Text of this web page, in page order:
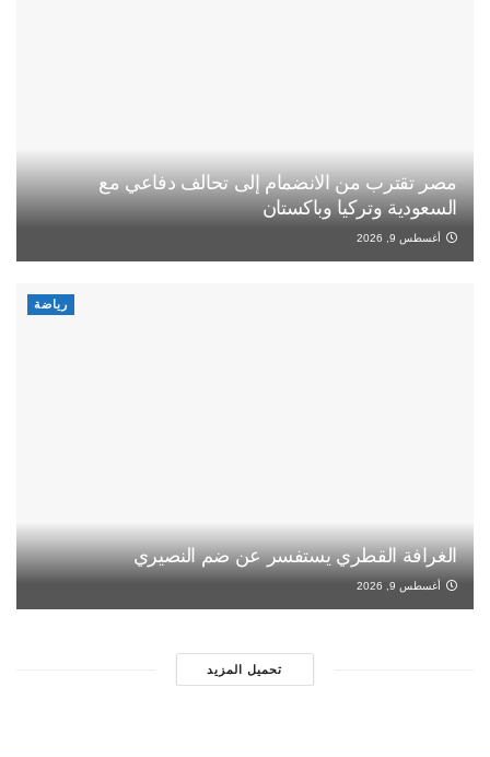
مصر تقترب من الانضمام إلى تحالف دفاعي مع
السعودية وتركيا وباكستان
أغسطس 9, 2026
رياضة
الغرافة القطري يستفسر عن ضم النصيري
أغسطس 9, 2026
تحميل المزيد